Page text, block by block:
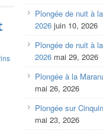
Plongée de nuit à
2026 juin 10, 2026
Plongée de nuit à
2026 mai 29, 2026
Plongée à la
mai 26, 2026
Plongée sur
mai 23, 2026